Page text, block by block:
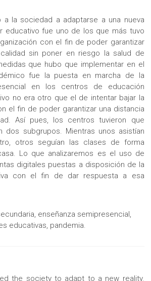
a la sociedad a adaptarse a una nueva
educativo fue uno de los que más tuvo
con el fin de poder garantizar
sin poner en riesgo la salud de
que hubo que implementar en el
fue la puesta en marcha de la
en los centros de educación
no era otro que el de intentar bajar la
el fin de poder garantizar una distancia
Así pues, los centros tuvieron que
dos subgrupos. Mientras unos asistían
otros seguían las clases de forma
Lo que analizaremos es el uso de
digitales puestas a disposición de la
con el fin de dar respuesta a esa
enseñanza semipresencial,
educativas, pandemia.
the society to adapt to a new reality.